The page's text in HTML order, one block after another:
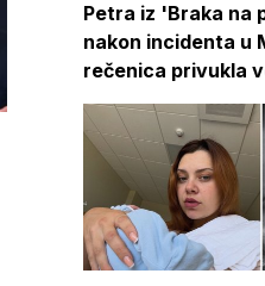
Petra iz 'Braka na
nakon incidenta u
rečenica privukla